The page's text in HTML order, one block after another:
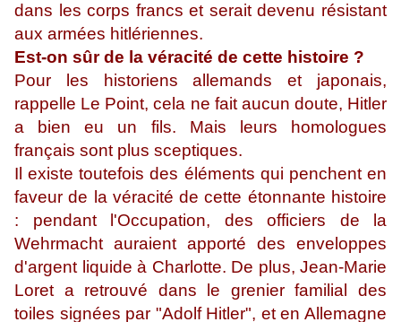
dans les corps francs et serait devenu résistant
aux armées hitlériennes.
Est-on sûr de la véracité de cette histoire ?
Pour les historiens allemands et japonais,
rappelle Le Point, cela ne fait aucun doute, Hitler
a bien eu un fils. Mais leurs homologues
français sont plus sceptiques.
Il existe toutefois des éléments qui penchent en
faveur de la véracité de cette étonnante histoire
: pendant l'Occupation, des officiers de la
Wehrmacht auraient apporté des enveloppes
d'argent liquide à Charlotte. De plus, Jean-Marie
Loret a retrouvé dans le grenier familial des
toiles signées par "Adolf Hitler", et en Allemagne